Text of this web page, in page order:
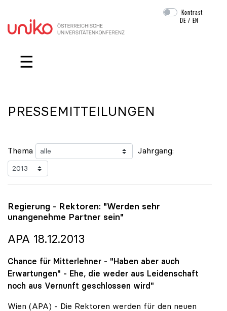
Navigation überspringen
Kontrast
DE /EN
☰
PRESSEMITTEILUNGEN
Thema Jahrgang:
Regierung - Rektoren: "Werden sehr
unangenehme Partner sein"
APA 18.12.2013
Chance für Mitterlehner - "Haben aber auch
Erwartungen" - Ehe, die weder aus Leidenschaft
noch aus Vernunft geschlossen wird"
Wien (APA) - Die Rektoren werden für den neuen